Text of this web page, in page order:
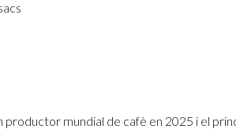
productor mundial de cafè en 2025 i el